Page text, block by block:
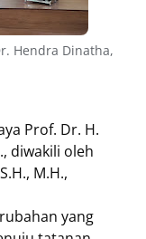
Hendra Dinatha,
Prof. Dr. H.
diwakili oleh
M.H.,
yang